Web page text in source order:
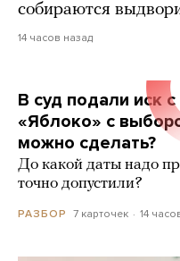
собираются
14 часов назад
В суд подали иск
«Яблоко» с
можно сделать?
До какой даты надо
точно допустили?
РАЗБОР 7 карточек 14